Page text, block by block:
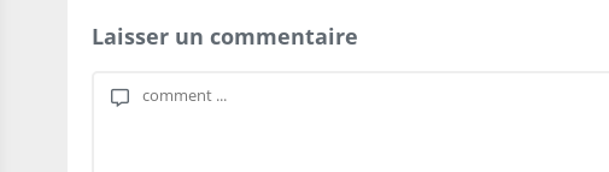
Laisser un commentaire